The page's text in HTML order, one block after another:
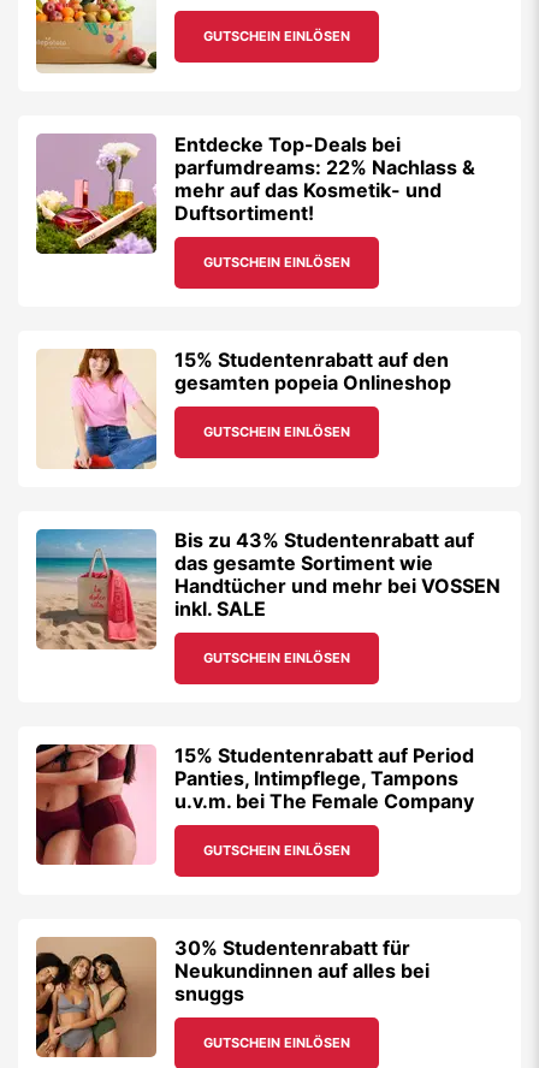
GUTSCHEIN EINLÖSEN
Entdecke Top-Deals bei
parfumdreams: 22% Nachlass &
mehr auf das Kosmetik- und
Duftsortiment!
GUTSCHEIN EINLÖSEN
15% Studentenrabatt auf den
gesamten popeia Onlineshop
GUTSCHEIN EINLÖSEN
Bis zu 43% Studentenrabatt auf
das gesamte Sortiment wie
Handtücher und mehr bei VOSSEN
inkl. SALE
GUTSCHEIN EINLÖSEN
15% Studentenrabatt auf Period
Panties, Intimpflege, Tampons
u.v.m. bei The Female Company
GUTSCHEIN EINLÖSEN
30% Studentenrabatt für
Neukundinnen auf alles bei
snuggs
GUTSCHEIN EINLÖSEN